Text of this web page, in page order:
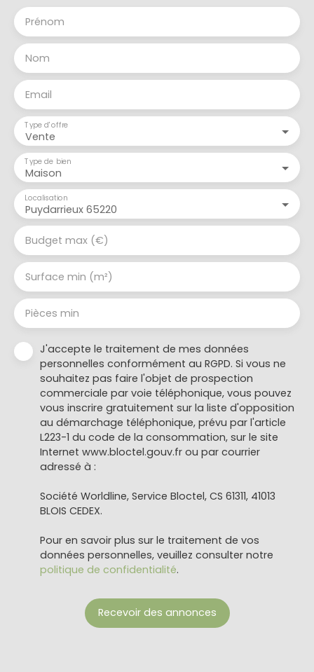
Prénom
Nom
Email
Vente
Type d'offre
Maison
Type de bien
Puydarrieux 65220
Localisation
Budget max (€)
Surface min (m²)
Pièces min
J'accepte le traitement de mes données
personnelles conformément au RGPD. Si vous ne
souhaitez pas faire l'objet de prospection
commerciale par voie téléphonique, vous pouvez
vous inscrire gratuitement sur la liste d'opposition
au démarchage téléphonique, prévu par l'article
L223-1 du code de la consommation, sur le site
Internet www.bloctel.gouv.fr ou par courrier
adressé à :
Société Worldline, Service Bloctel, CS 61311, 41013
BLOIS CEDEX.
Pour en savoir plus sur le traitement de vos
données personnelles, veuillez consulter notre
politique de confidentialité.
Recevoir des annonces